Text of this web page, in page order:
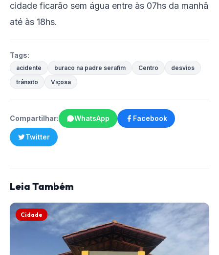
cidade ficarão sem água entre às 07hs da manhã
até às 18hs.
Tags:
acidente buraco na padre serafim Centro
desvios
trânsito
Viçosa
Compartilhar: WhatsApp Facebook
Twitter
Leia Também
Cidade